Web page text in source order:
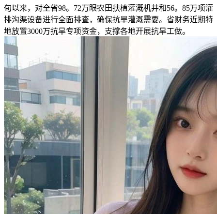
旬以来，对全省98。72万眼农田扶植灌溉机井和56。85万项灌
排沟渠设备进行全面排查，确保抗旱灌溉需要。省财务近期特
地放置3000万抗旱专项资金，支撑各地开展抗旱工做。